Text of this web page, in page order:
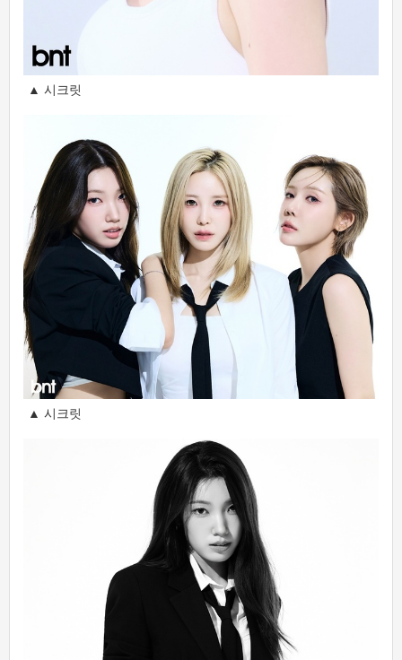
▲ 시크릿
▲ 시크릿